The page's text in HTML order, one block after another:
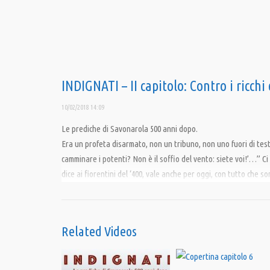
INDIGNATI – II capitolo: Contro i
10/02/2018 14:09
Le prediche di Savonarola 500 anni dopo.
Era un profeta disarmato, non un tribuno, non uno fuori di
camminare i potenti? Non è il soffio del vento: siete voi!’…”
dice ai fiorentini del ‘400, vale anche per oggi, con tutto che
Stefano Corsi.
Condividi
Related Videos